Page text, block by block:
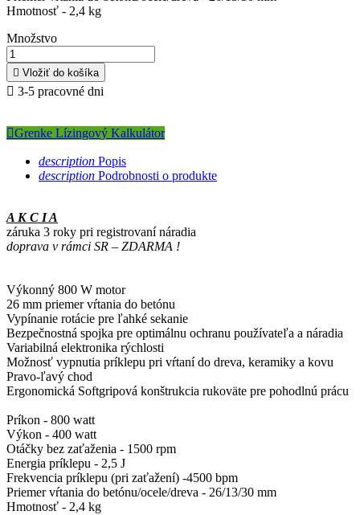
Hmotnosť - 2,4 kg
Množstvo
 Vložiť do košíka
 3-5 pracovné dni
Grenke Lízingový Kalkulátor
description Popis
description Podrobnosti o produkte
A K C I A
záruka 3 roky pri registrovaní náradia
doprava v rámci SR – ZDARMA !
Výkonný 800 W motor
26 mm priemer vŕtania do betónu
Vypínanie rotácie pre ľahké sekanie
Bezpečnostná spojka pre optimálnu ochranu používateľa a náradia
Variabilná elektronika rýchlosti
Možnosť vypnutia príklepu pri vŕtaní do dreva, keramiky a kovu
Pravo-ľavý chod
Ergonomická Softgripová konštrukcia rukoväte pre pohodlnú prácu
Príkon - 800 watt
Výkon - 400 watt
Otáčky bez zaťaženia - 1500 rpm
Energia príklepu - 2,5 J
Frekvencia príklepu (pri zaťažení) -4500 bpm
Priemer vŕtania do betónu/ocele/dreva - 26/13/30 mm
Hmotnosť - 2,4 kg